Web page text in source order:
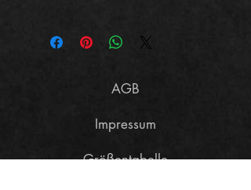
AGB
Impressum
Größentabelle